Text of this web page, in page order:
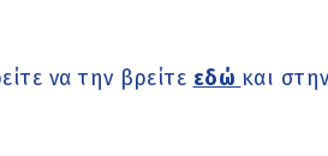
να την βρείτε εδώ και